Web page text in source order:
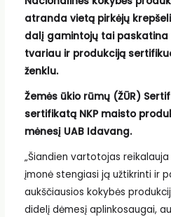
atranda vietą pirkėjų
dalį gamintojų tai
tvariau ir produkciją
ženklu.
Žemės ūkio rūmų (ŽŪR)
sertifikatą NKP maisto
mėnesį UAB Idavang.
„Šiandien vartotojas
įmonė stengiasi ją užtikrinti ir
aukščiausios kokybės
didelį dėmesį aplinkosaugai,